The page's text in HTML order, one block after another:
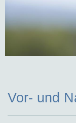
Vor- und